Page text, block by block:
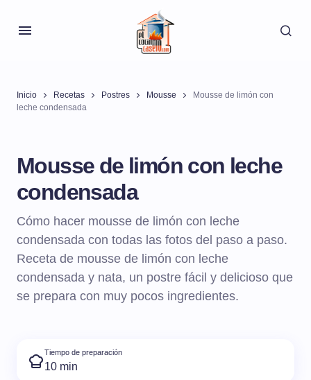
Inicio Recetas Postres Mousse
Mousse de limón con
leche condensada
Mousse de limón con leche
condensada
Cómo hacer mousse de limón con leche
condensada con todas las fotos del paso a paso.
Receta de mousse de limón con leche
condensada y nata, un postre fácil y delicioso que
se prepara con muy pocos ingredientes.
Tiempo de preparación
10 min